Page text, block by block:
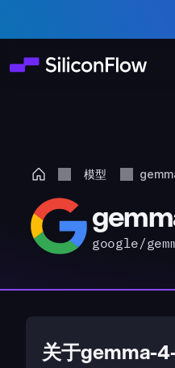
模型
google/
关于gemma-